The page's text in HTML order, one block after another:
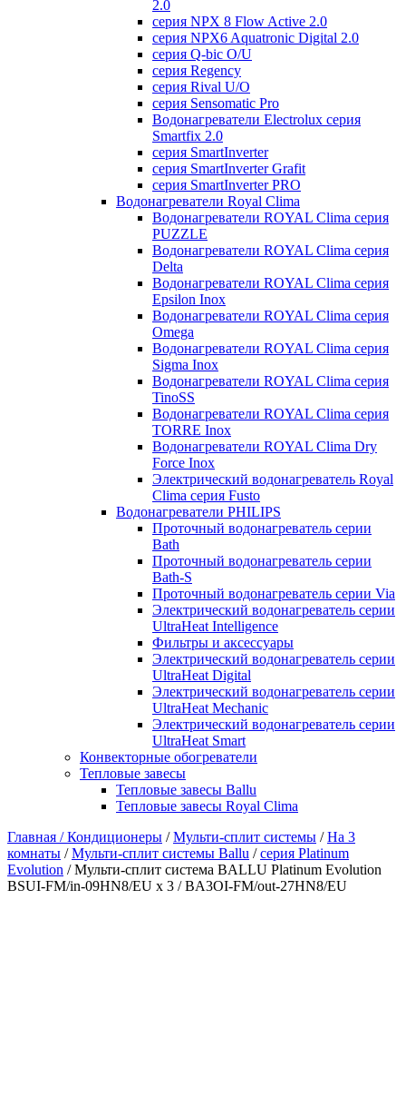
2.0
серия NPX 8 Flow Active 2.0
серия NPX6 Aquatronic Digital 2.0
серия Q-bic O/U
серия Regency
серия Rival U/О
серия Sensomatic Pro
Водонагреватели Electrolux серия
Smartfix 2.0
серия SmartInverter
серия SmartInverter Grafit
серия SmartInverter PRO
Водонагреватели Royal Clima
Водонагреватели ROYAL Clima серия
PUZZLE
Водонагреватели ROYAL Clima серия
Delta
Водонагреватели ROYAL Clima серия
Epsilon Inox
Водонагреватели ROYAL Clima серия
Omega
Водонагреватели ROYAL Clima серия
Sigma Inox
Водонагреватели ROYAL Clima серия
TinoSS
Водонагреватели ROYAL Clima серия
TORRE Inox
Водонагреватели ROYAL Clima Dry
Force Inox
Электрический водонагреватель Royal
Clima серия Fusto
Водонагреватели PHILIPS
Проточный водонагреватель серии
Bath
Проточный водонагреватель серии
Bath-S
Проточный водонагреватель серии Via
Электрический водонагреватель серии
UltraHeat Intelligence
Фильтры и аксессуары
Электрический водонагреватель серии
UltraHeat Digital
Электрический водонагреватель серии
UltraHeat Mechanic
Электрический водонагреватель серии
UltraHeat Smart
Конвекторные обогреватели
Тепловые завесы
Тепловые завесы Ballu
Тепловые завесы Royal Clima
Главная /Кондиционеры /Мульти-сплит системы /На 3
комнаты /Мульти-сплит системы Ballu /серия Platinum
Evolution / Мульти-сплит система BALLU Platinum Evolution
BSUI-FM/in-09HN8/EU x 3 / BA3OI-FM/out-27HN8/EU